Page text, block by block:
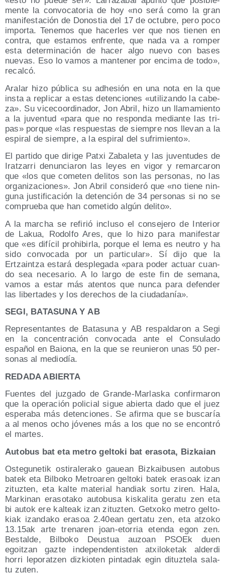
men­te la con­vo­ca­to­ria de hoy «no será como la gran
mani­fes­ta­ción de Donos­tia del 17 de octu­bre, pero poco
impor­ta. Tene­mos que hacer­les ver que nos tie­nen en
con­tra, que esta­mos enfren­te, que nada va a rom­per
esta deter­mi­na­ción de hacer algo nue­vo con bases
nue­vas. Eso lo vamos a man­te­ner por enci­ma de todo»,
recalcó.
Ara­lar hizo públi­ca su adhe­sión en una nota en la que
ins­ta a repli­car a estas deten­cio­nes «uti­li­zan­do la cabe­
za». Su vice­co­or­di­na­dor, Jon Abril, hizo un lla­ma­mien­to
a la juven­tud «para que no res­pon­da median­te las tri­
pas» por­que «las res­pues­tas de siem­pre nos lle­van a la
espi­ral de siem­pre, a la espi­ral del sufrimiento».
El par­ti­do que diri­ge Patxi Zaba­le­ta y las juven­tu­des de
Iratza­rri denun­cia­ron las leyes en vigor y remar­ca­ron
que «los que come­ten deli­tos son las per­so­nas, no las
orga­ni­za­cio­nes». Jon Abril con­si­de­ró que «no tie­ne nin­
gu­na jus­ti­fi­ca­ción la deten­ción de 34 per­so­nas si no se
com­prue­ba que han come­ti­do algún delito».
A la mar­cha se refi­rió inclu­so el con­se­je­ro de Inte­rior
de Lakua, Rodol­fo Ares, que lo hizo para mani­fes­tar
que «es difí­cil prohi­bir­la, por­que el lema es neu­tro y ha
sido con­vo­ca­da por un par­ti­cu­lar». Sí dijo que la
Ertzain­tza esta­rá des­ple­ga­da «para poder actuar cuan­
do sea nece­sa­rio. A lo lar­go de este fin de sema­na,
vamos a estar más aten­tos que nun­ca para defen­der
las liber­ta­des y los dere­chos de la ciudadanía».
SEGI, BATASUNA Y AB
Repre­sen­tan­tes de Bata­su­na y AB res­pal­da­ron a Segi
en la con­cen­tra­ción con­vo­ca­da ante el Con­su­la­do
espa­ñol en Baio­na, en la que se reu­nie­ron unas 50 per­
so­nas al mediodía.
REDADA ABIERTA
Fuen­tes del juz­ga­do de Gran­de-Mar­las­ka con­fir­ma­ron
que la ope­ra­ción poli­cial sigue abier­ta dado que el juez
espe­ra­ba más deten­cio­nes. Se afir­ma que se bus­ca­ría
a al menos ocho jóve­nes más a los que no se encon­tró
el martes.
Auto­bus bat eta metro gel­to­ki bat era­so­ta, Bizkaian
Oste­gu­ne­tik osti­ra­le­ra­ko gauean Biz­kai­bu­sen auto­bus
batek eta Bil­bo­ko Metroa­ren gel­to­ki batek era­soak izan
zituz­ten, eta kal­te mate­rial han­diak sor­tu ziren. Hala,
Mar­ki­nan era­so­ta­ko auto­bu­sa kis­ka­li­ta gera­tu zen eta
bi autok ere kal­teak izan zituz­ten. Getxo­ko metro gel­to­
kiak izan­da­ko era­soa 2.40ean ger­ta­tu zen, eta atzo­ko
13.15ak arte tre­na­ren joan-eto­rria eten­da egon zen.
Bes­tal­de, Bil­bo­ko Deus­tua auzoan PSOEk duen
egoitzan gaz­te inde­pen­den­tis­ten atxi­lo­ke­tak alder­di
horri lepo­ratzen diz­kio­ten pin­ta­dak egin dituz­te­la sala­
tu zuten.